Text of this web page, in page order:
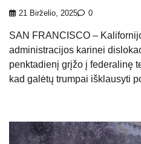
21 Birželio, 2025 0
SAN FRANCISCO –
administracijos karinei
penktadienį grįžo į federalinę
kad galėtų trumpai išklausyti